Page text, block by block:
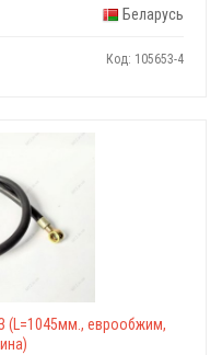
Беларусь
Код: 105653-4
(L=1045мм., еврообжим,